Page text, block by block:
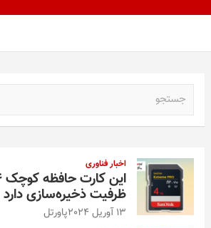
اخبار فناوری
ظرفیت ذخیره‌سازی دارد
13 آوریل 2024 پاورتل